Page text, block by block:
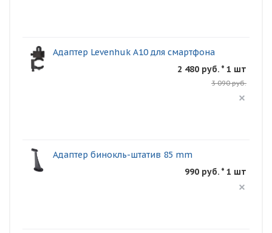
Адаптер Levenhuk A10 для смартфона
2 480 руб. * 1 шт
3 090 руб.
Адаптер бинокль-штатив 85 mm
990 руб. * 1 шт